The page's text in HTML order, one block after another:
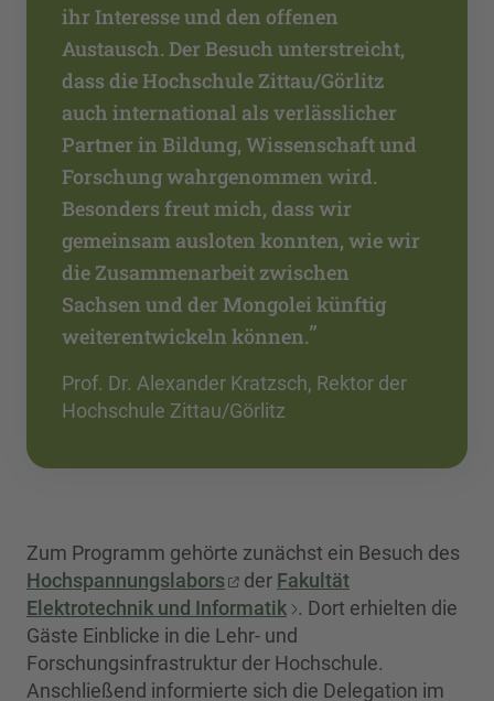
ihr Interesse und den offenen
Austausch. Der Besuch unterstreicht,
dass die Hochschule Zittau/Görlitz
auch international als verlässlicher
Partner in Bildung, Wissenschaft und
Forschung wahrgenommen wird.
Besonders freut mich, dass wir
gemeinsam ausloten konnten, wie wir
die Zusammenarbeit zwischen
Sachsen und der Mongolei künftig
weiterentwickeln können.”
Prof. Dr. Alexander Kratzsch, Rektor der
Hochschule Zittau/Görlitz
Zum Programm gehörte zunächst ein Besuch des
Hochspannungslabors
der Fakultät
Elektrotechnik und Informatik . Dort erhielten die
Gäste Einblicke in die Lehr- und
Forschungsinfrastruktur der Hochschule.
Anschließend informierte sich die Delegation im